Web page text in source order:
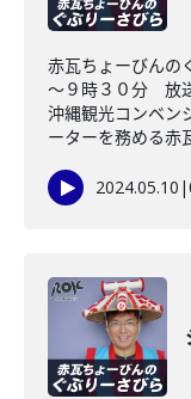
赤瓦ちょーびん
～９時３０分 放
沖縄観光コンベン
ーターを務める赤
2024.05.10 |